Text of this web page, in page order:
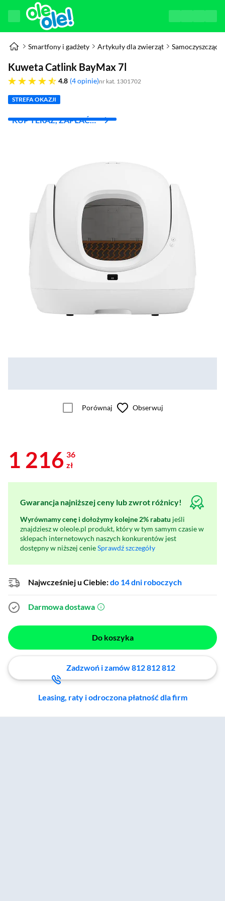
Smartfony i gadżety Artykuły dla zwierząt
Kuweta Catlink BayMax 7l
4.8
4.8 gwiazdek 4 opinie nr kat. 1301702
STREFA OKAZJI
KUP TERAZ, ZAPŁAĆ
Porównaj Obserwuj
1 216 36
zł
Gwarancja najniższej ceny lub zwrot różnicy!
Wyrównamy cenę i dołożymy kolejne 2% rabatu jeśli
znajdziesz w oleole.pl produkt, który w tym samym czasie w
sklepach internetowych naszych konkurentów jest
dostępny w niższej cenieSprawdź szczegóły
Najwcześniej u Ciebie:do 14 dni roboczych
Darmowa dostawa (otworzy się w nowym oknie)
Do koszyka
Zadzwoń i zamów 812 812 812
Leasing, raty i odroczona płatność dla firm